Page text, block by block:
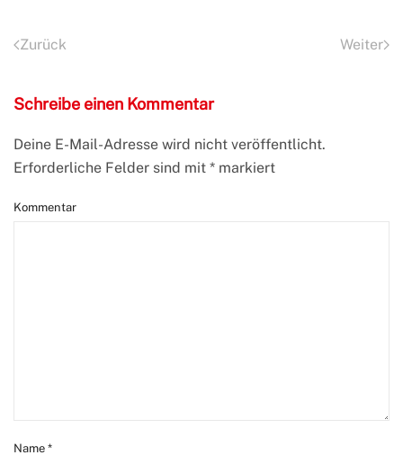
Zurück Weiter
Schreibe einen Kommentar
Deine E-Mail-Adresse wird nicht veröffentlicht.
Erforderliche Felder sind mit * markiert
Kommentar
Name *